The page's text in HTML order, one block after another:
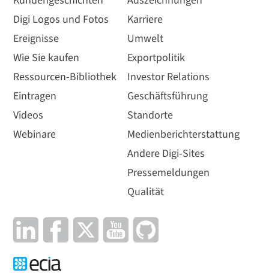
Digi Logos und Fotos
Ereignisse
Wie Sie kaufen
Ressourcen-Bibliothek
Eintragen
Videos
Webinare
Karriere
Umwelt
Exportpolitik
Investor Relations
Geschäftsführung
Standorte
Medienberichterstattung
Andere Digi-Sites
Pressemeldungen
Qualität